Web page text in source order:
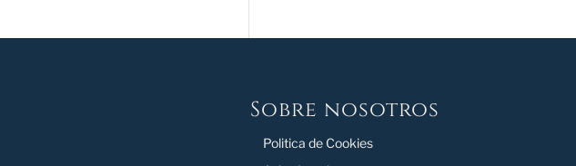
Sobre nosotros
Politica de Cookies